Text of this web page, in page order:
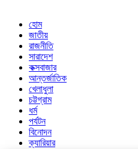
হোম
জাতীয়
রাজনীতি
সারাদেশ
কক্সবাজার
আন্তর্জাতিক
খেলাধুলা
চট্টগ্রাম
ধর্ম
পর্যটন
বিনোদন
ক্যারিয়ার